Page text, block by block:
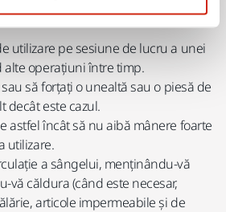
cauzate de defecțiuni sau
utilizare pe sesiune de lucru a unei
alte operațiuni între timp.
să forțați o unealtă sau o piesă de
decât este cazul.
astfel încât să nu aibă mânere foarte
utilizare.
a sângelui, menținându-vă
vă căldura (când este necesar,
articole impermeabile și de